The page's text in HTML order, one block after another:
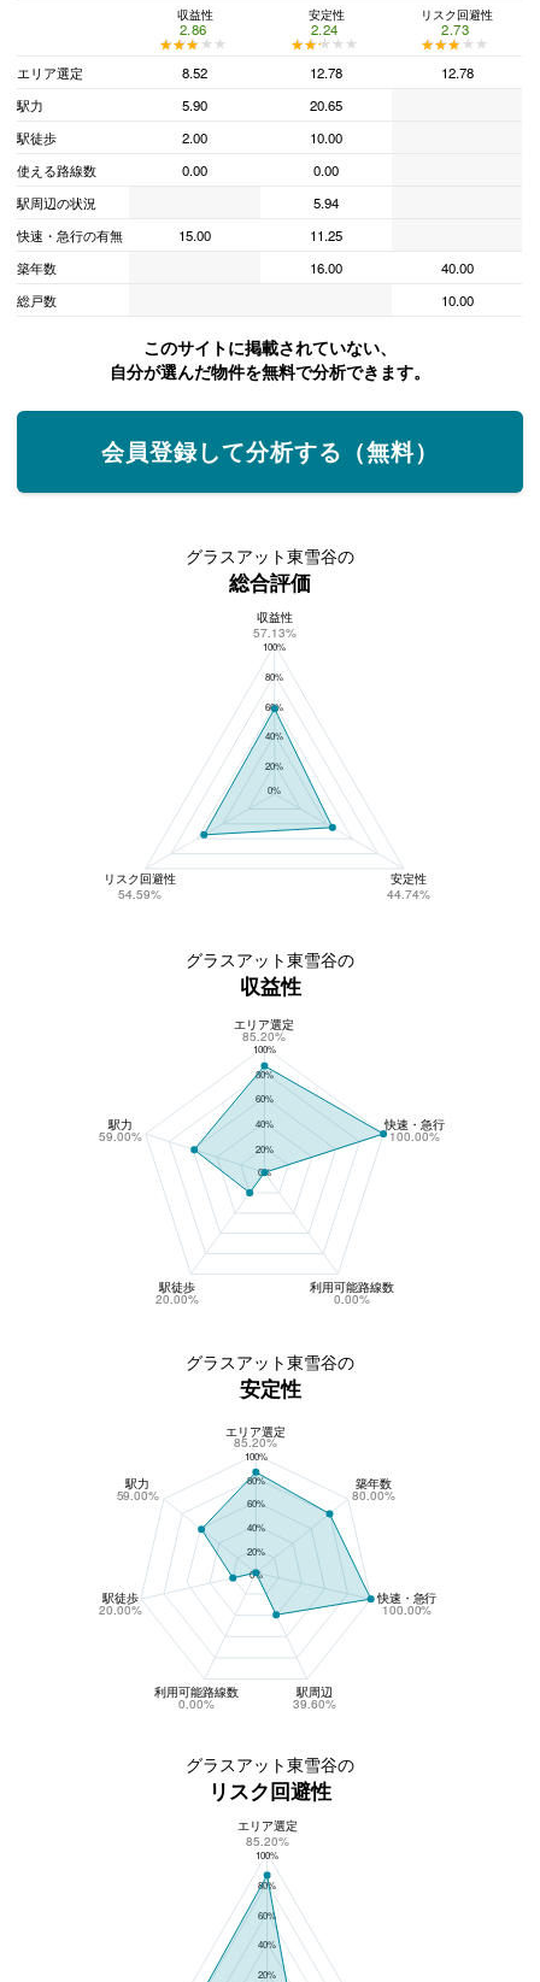
収益性
2.86
★★★★★
★★★★★
安定性
2.24
★★★★★
★★★★★
リスク回避性
2.73
★★★★★
★★★★★
エリア選定
8.52 12.78
12.78
駅力
5.90
20.65
駅徒歩
2.00
10.00
使える路線数
0.00
0.00
駅周辺の状況
5.94
快速・急行の有無
15.00
11.25
築年数
16.00
40.00
総戸数
10.00
このサイトに掲載されていない、
自分が選んだ物件を無料で分析できます。
会員登録して分析する（無料）
グラスアット東雪谷の
総合評価
グラスアット東雪谷の総合評価
100%
80%
60%
40%
20%
0%
収益性
57.13%
リスク回避性
54.59%
安定性
44.74%
グラスアット東雪谷の
収益性
グラスアット東雪谷の収益性
100%
80%
60%
40%
20%
0%
エリア選定
85.20%
駅力
59.00%
駅徒歩
20.00%
利用可能路線数
0.00%
快速・急行
100.00%
グラスアット東雪谷の
安定性
100%
80%
60%
40%
20%
0%
エリア選定
85.20%
駅力
59.00%
駅徒歩
20.00%
利用可能路線数
0.00%
駅周辺
39.60%
快速・急行
100.00%
築年数
80.00%
グラスアット東雪谷の
リスク回避性
グラスアット東雪谷のリスク回避性
100%
80%
60%
40%
20%
エリア選定
85.20%